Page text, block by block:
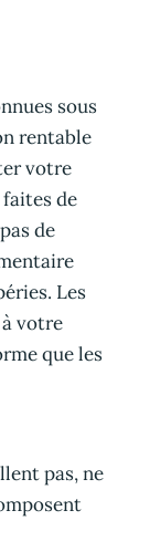
sous
rentable
votre
de
de
Les
votre
que les
pas, ne